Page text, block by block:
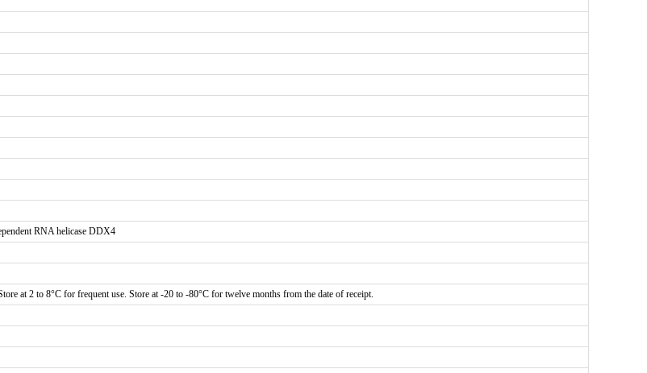
RNA helicase DDX4
at 2 to 8°C for frequent use. Store at -20 to -80°C for twelve months from the date of receipt.